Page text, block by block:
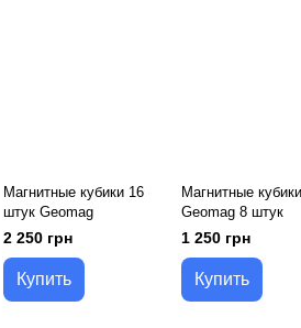
Магнитные кубики 16
штук Geomag
2 250 грн
Купить
Магнитные кубики
Geomag 8 штук
1 250 грн
Купить